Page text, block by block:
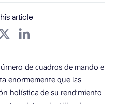
article
de cuadros de mando e
enormemente que las
holística de su rendimiento